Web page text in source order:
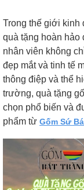
Trong thế giới kinh
quà tặng hoàn hảo
nhân viên không
đẹp mắt và tinh tế
thông điệp và thể
trường, quà tặng
chọn phổ biến và
phẩm từ Gốm Sứ